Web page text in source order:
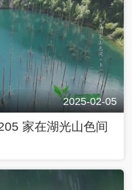
2025-02-05
家在湖光山色间